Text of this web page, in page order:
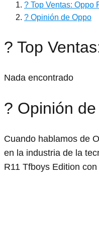
? Top Ventas: Oppo
? Opinión de Oppo
? Top
Nada encontrado
? Opinión
Cuando hablamos de
en la industria de la
R11 Tfboys Edition